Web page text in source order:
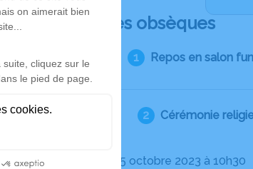
Déroulé des obsèques
Repos en salon
Cérémonie
Le jeudi 05 octobre 2023 à 10h30